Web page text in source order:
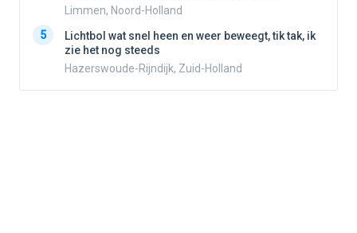
Limmen, Noord-Holland
5
Lichtbol wat snel heen en weer beweegt, tik tak, ik
zie het nog steeds
Hazerswoude-Rijndijk, Zuid-Holland